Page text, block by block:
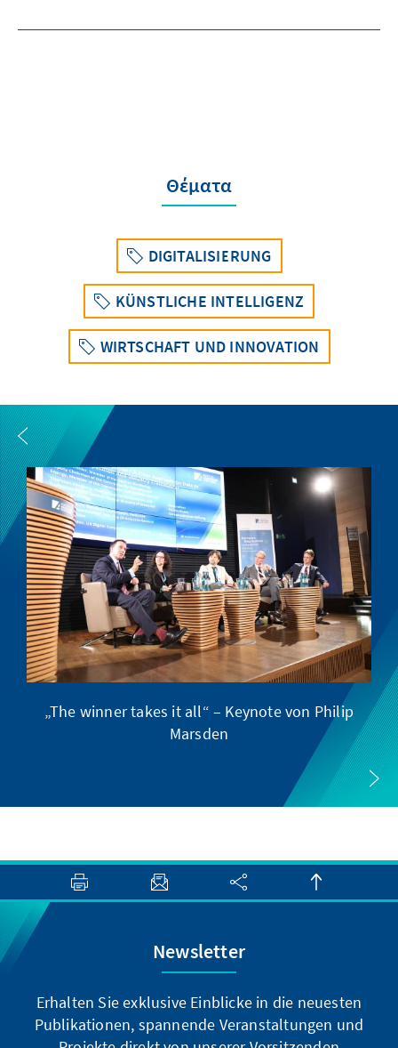
Θέματα
DIGITALISIERUNG
KÜNSTLICHE INTELLIGENZ
WIRTSCHAFT UND INNOVATION
„The winner takes it all“ – Keynote von Philip
Marsden
Newsletter
Erhalten Sie exklusive Einblicke in die neuesten
Publikationen, spannende Veranstaltungen und